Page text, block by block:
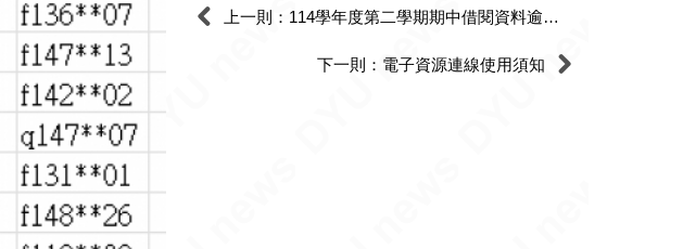
上一則：114學年度第二學期期中借閱資料逾期清單
下一則：電子資源連線使用須知